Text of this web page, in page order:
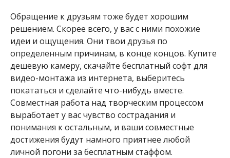
Обращение к друзьям тоже будет хорошим
решением. Скорее всего, у вас с ними похожие
идеи и ощущения. Они твои друзья по
определенным причинам, в конце концов. Купите
дешевую камеру, скачайте бесплатный софт для
видео-монтажа из интернета, выберитесь
покататься и сделайте что-нибудь вместе.
Совместная работа над творческим процессом
выработает у вас чувство сострадания и
понимания к остальным, и ваши совместные
достижения будут намного приятнее любой
личной погони за бесплатным стаффом.